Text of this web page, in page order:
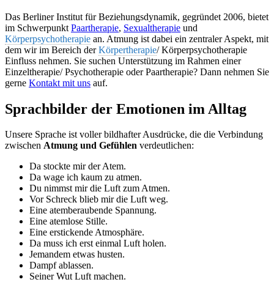
Das Berliner Institut für Beziehungsdynamik, gegründet 2006, bietet
im Schwerpunkt Paartherapie, Sexualtherapie und
Körperpsychotherapie an. Atmung ist dabei ein zentraler Aspekt, mit
dem wir im Bereich derKörpertherapie/ Körperpsychotherapie
Einfluss nehmen. Sie suchen Unterstützung im Rahmen einer
Einzeltherapie/ Psychotherapie oder Paartherapie? Dann nehmen Sie
gerne Kontakt mit uns auf.
Sprachbilder der Emotionen im Alltag
Unsere Sprache ist voller bildhafter Ausdrücke, die die Verbindung
zwischen Atmung und Gefühlen verdeutlichen:
Da stockte mir der Atem.
Da wage ich kaum zu atmen.
Du nimmst mir die Luft zum Atmen.
Vor Schreck blieb mir die Luft weg.
Eine atemberaubende Spannung.
Eine atemlose Stille.
Eine erstickende Atmosphäre.
Da muss ich erst einmal Luft holen.
Jemandem etwas husten.
Dampf ablassen.
Seiner Wut Luft machen.